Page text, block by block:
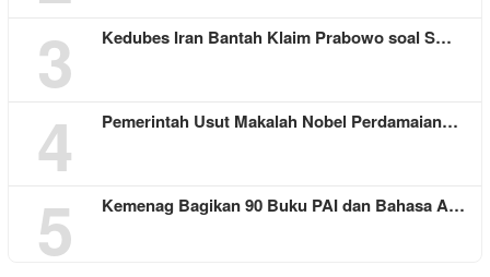
3 Kedubes Iran Bantah Klaim Prabowo soal S…
4 Pemerintah Usut Makalah Nobel Perdamaian…
5 Kemenag Bagikan 90 Buku PAI dan Bahasa A…